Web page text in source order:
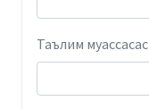
Таълим